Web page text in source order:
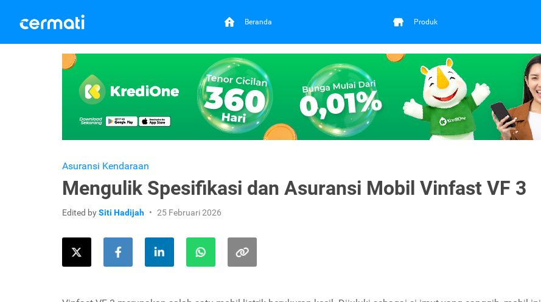
Beranda Produk
Asuransi Kendaraan
Mengulik Spesifikasi dan Asuransi Mobil Vinfast VF 3
Edited bySiti Hadijah 25 Februari 2026